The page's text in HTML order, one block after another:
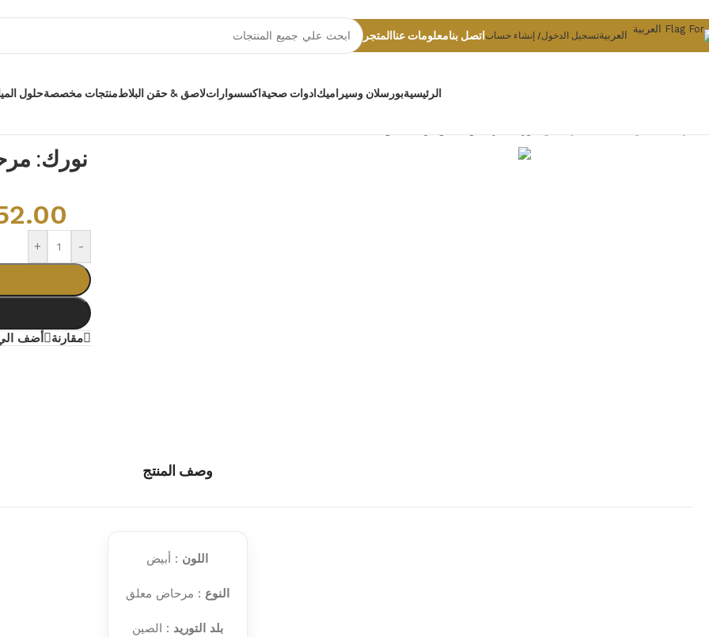
العربيةتسجيل الدخول/ إنشاء حساب اتصل بنامعلومات عنا المتجر
الرئيسيةبورسلان وسيراميك ادوات صحية اكسسواراتلاصق & حقن البلاطمنتجات مخصصةحلول
نورك:
-
+
مقارنة أضف
وصف المنتج
اللون : أبيض
النوع : مرحاض معلق
بلد التوريد : الصين